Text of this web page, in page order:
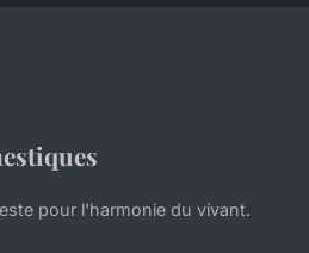
pour l'harmonie du vivant.